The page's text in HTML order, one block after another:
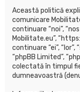
Această politică
comunicare
continuare “noi”,
Mobilitate.eu”,
continuare “ei”,
“phpBB Limited”,
colectată în timpul
dumneavoastră